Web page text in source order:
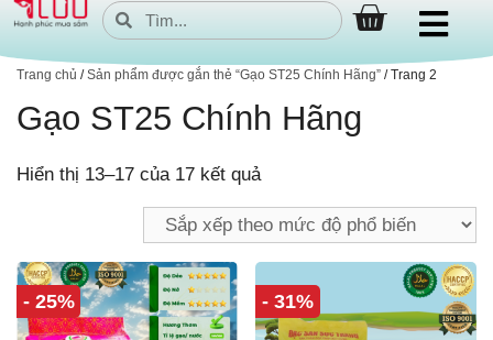
Trang chủ /Sản phẩm được gắn thẻ “Gạo ST25 Chính Hãng” / Trang 2
Gạo ST25 Chính Hãng
Hiển thị 13–17 của 17 kết quả
- 25% - 31%